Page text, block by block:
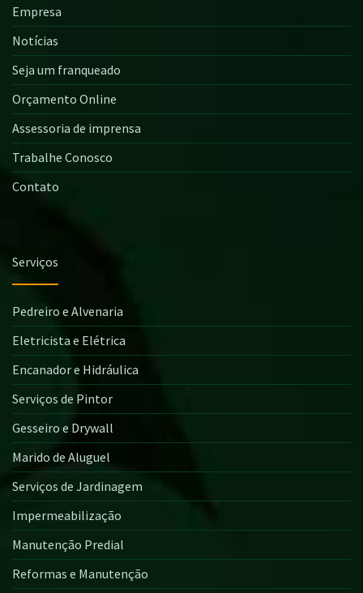
Empresa
Notícias
Seja um franqueado
Orçamento Online
Assessoria de imprensa
Trabalhe Conosco
Contato
Serviços
Pedreiro e Alvenaria
Eletricista e Elétrica
Encanador e Hidráulica
Serviços de Pintor
Gesseiro e Drywall
Marido de Aluguel
Serviços de Jardinagem
Impermeabilização
Manutenção Predial
Reformas e Manutenção